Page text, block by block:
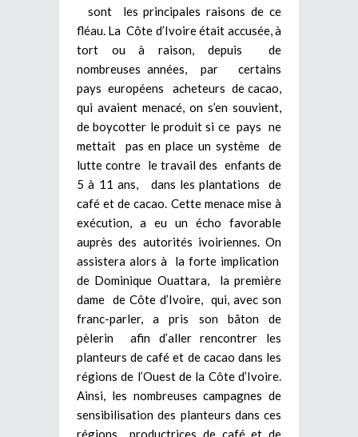
sont les principales raisons de ce
fléau. La Côte d’Ivoire était accusée, à
tort ou à raison, depuis de
nombreuses années, par certains
pays européens acheteurs de cacao,
qui avaient menacé, on s’en souvient,
de boycotter le produit si ce pays ne
mettait pas en place un système de
lutte contre le travail des enfants de
5 à 11 ans, dans les plantations de
café et de cacao. Cette menace mise à
exécution, a eu un écho favorable
auprès des autorités ivoiriennes. On
assistera alors à la forte implication
de Dominique Ouattara, la première
dame de Côte d’Ivoire, qui, avec son
franc-parler, a pris son bâton de
pèlerin afin d’aller rencontrer les
planteurs de café et de cacao dans les
régions de l’Ouest de la Côte d’Ivoire.
Ainsi, les nombreuses campagnes de
sensibilisation des planteurs dans ces
régions productrices de café et de